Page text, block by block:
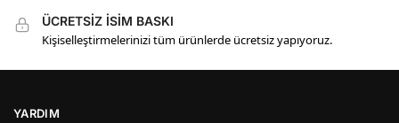
ÜCRETSİZ İSİM BASKI
Kişiselleştirmelerinizi tüm ürünlerde ücretsiz yapıyoruz.
YARDIM